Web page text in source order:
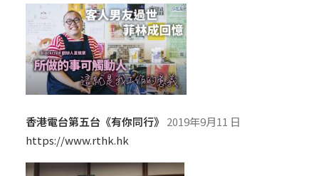
香港電台第五台《有你同行》 2019年9月11 日
https://www.rthk.hk